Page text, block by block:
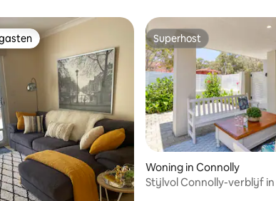
Superhost
Superhost
Woning in Connolly
Stijlvol Connolly-verblijf